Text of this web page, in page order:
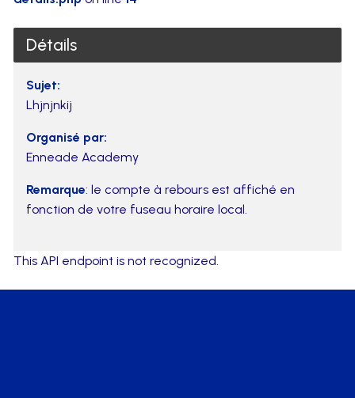
Détails
Sujet:
Lhjnjnkij
Organisé par:
Enneade Academy
Remarque: le compte à rebours est affiché en
fonction de votre fuseau horaire local.
This API endpoint is not recognized.